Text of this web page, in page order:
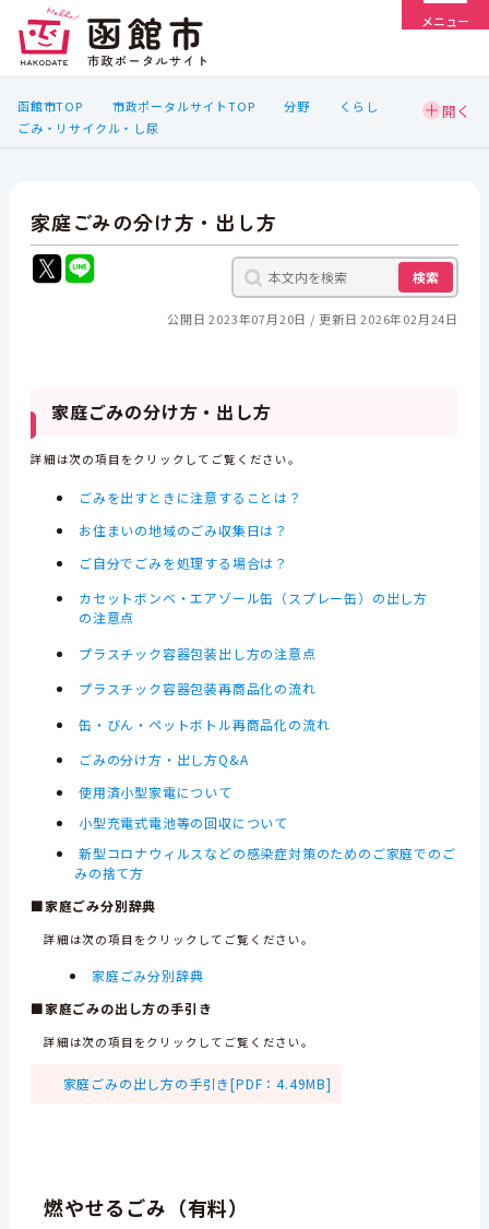
メニュー
函館市TOP 市政ポータルサイトTOP 分野
くらし
ごみ・リサイクル・し尿
家庭ごみの分け方・出し方
検索
公開日 2023年07月20日 更新日 2026年02月24日
家庭ごみの分け方・出し方
詳細は次の項目をクリックしてご覧ください。
ごみを出すときに注意することは？
お住まいの地域のごみ収集日は？
ご自分でごみを処理する場合は？
カセットボンベ・エアゾール缶（スプレー缶）の出し方
の注意点
プラスチック容器包装出し方の注意点
プラスチック容器包装再商品化の流れ
缶・びん・ペットボトル再商品化の流れ
ごみの分け方・出し方Q&A
使用済小型家電について
小型充電式電池等の回収について
新型コロナウィルスなどの感染症対策のためのご家庭でのご
みの捨て方
■家庭ごみ分別辞典
詳細は次の項目をクリックしてご覧ください。
家庭ごみ分別辞典
■家庭ごみの出し方の手引き
詳細は次の項目をクリックしてご覧ください。
家庭ごみの出し方の手引き[PDF：4.49MB]
燃やせるごみ（有料）